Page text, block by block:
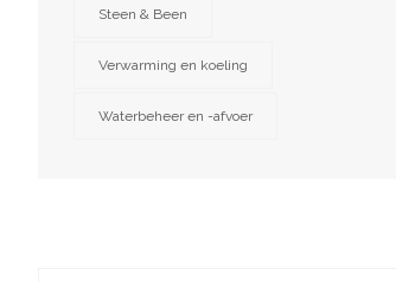
Steen & Been
Verwarming en koeling
Waterbeheer en -afvoer